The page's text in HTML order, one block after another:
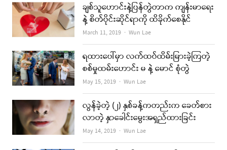
ချစ်သူဟောင်းနဲ့ပြန်တွဲတာက ကျန်းမာရေး
နဲ့ စိတ်ပိုင်းဆိုင်ရာကို ထိခိုက်စေနိုင်
March 11, 2019 Author
Wun Lae
ရထားပေါ်မှာ လက်ထပ်ထိမ်းမြားခဲ့ကြတဲ့
စစ်မှုထမ်းဟောင်း မ နဲ့ မောင် စုံတွဲ
May 15, 2019 Author
Wun Lae
လွန်ခဲ့တဲ့ (၂) နှစ်ခန့်ကတည်းက ခေတ်စား
လာတဲ့ နှာခေါင်းမွေးအရှည်ထားခြင်း
May 14, 2019 Author
Wun Lae